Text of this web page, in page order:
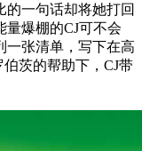
的一句话却将她打回
量爆棚的CJ可不会
一张清单，写下在高
茨的帮助下，CJ带